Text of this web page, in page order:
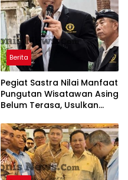
Berita
Pegiat Sastra Nilai Manfaat
Pungutan Wisatawan Asing
Belum Terasa, Usulkan
Digital Dana PWA